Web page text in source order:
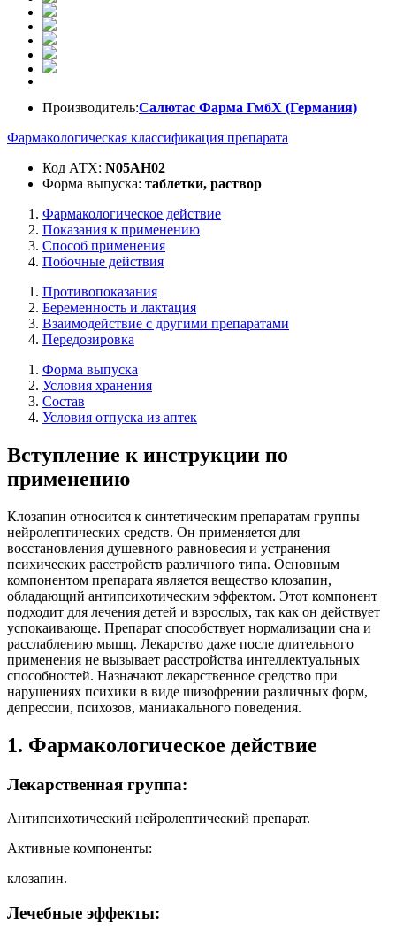
Производитель:Салютас Фарма ГмбХ (Германия)
Фармакологическая классификация препарата
Код АТХ: N05AH02
Форма выпуска: таблетки, раствор
Фармакологическое действие
Показания к применению
Способ применения
Побочные действия
Противопоказания
Беременность и лактация
Взаимодействие с другими препаратами
Передозировка
Форма выпуска
Условия хранения
Состав
Условия отпуска из аптек
Вступление к инструкции по
применению
Клозапин относится к синтетическим препаратам группы
нейролептических средств. Он применяется для
восстановления душевного равновесия и устранения
психических расстройств различного типа. Основным
компонентом препарата является вещество клозапин,
обладающий антипсихотическим эффектом. Этот компонент
подходит для лечения детей и взрослых, так как он действует
успокаивающе. Препарат способствует нормализации сна и
расслаблению мышц. Лекарство даже после длительного
применения не вызывает расстройства интеллектуальных
способностей. Назначают лекарственное средство при
нарушениях психики в виде шизофрении различных форм,
депрессии, психозов, маниакального поведения.
1. Фармакологическое действие
Лекарственная группа:
Антипсихотический нейролептический препарат.
Активные компоненты:
клозапин.
Лечебные эффекты: